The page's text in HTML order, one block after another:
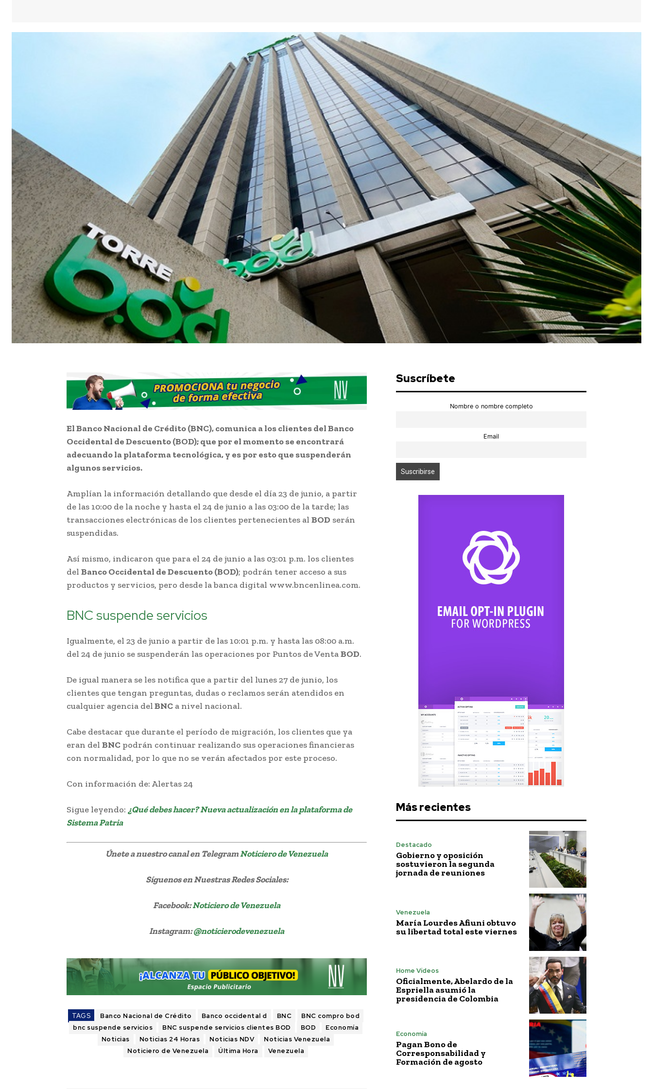
El Banco Nacional de Crédito (BNC), comunica a los clientes del Banco
Occidental de Descuento (BOD); que por el momento se encontrará
adecuando la plataforma tecnológica, y es por esto que suspenderán
algunos servicios.
Amplían la información detallando que desde el día 23 de junio, a partir
de las 10:00 de la noche y hasta el 24 de junio a las 03:00 de la tarde; las
transacciones electrónicas de los clientes pertenecientes al BOD serán
suspendidas.
Así mismo, indicaron que para el 24 de junio a las 03:01 p.m. los clientes
del Banco Occidental de Descuento (BOD); podrán tener acceso a sus
productos y servicios, pero desde la banca digital www.bncenlinea.com.
BNC suspende servicios
Igualmente, el 23 de junio a partir de las 10:01 p.m. y hasta las 08:00 a.m.
del 24 de junio se suspenderán las operaciones por Puntos de VentaBOD.
De igual manera se les notifica que a partir del lunes 27 de junio, los
clientes que tengan preguntas, dudas o reclamos serán atendidos en
cualquier agencia delBNC a nivel nacional.
Cabe destacar que durante el período de migración, los clientes que ya
eran del BNC podrán continuar realizando sus operaciones financieras
con normalidad, por lo que no se verán afectados por este proceso.
Con información de: Alertas 24
Sigue leyendo: ¿Qué debes hacer? Nueva actualización en la plataforma de
Sistema Patria
Únete a nuestro canal en TelegramNoticiero de Venezuela
Síguenosen Nuestras Redes Sociales:
Facebook:Noticiero de Venezuela
Instagram:@noticierodevenezuela
TAGS Banco Nacional de Crédito Banco occidental d BNC
BNC compro bod
bnc suspende servicios
BNC suspende servicios clientes BOD BOD
Economía
Noticias
Noticias 24 Horas Noticias NDV
Noticias Venezuela
Noticiero de Venezuela
Última Hora Venezuela
Suscríbete
Nombre o nombre completo
Email
Más recientes
Destacado
Gobierno y oposición
sostuvieron la segunda
jornada de reuniones
Venezuela
María Lourdes Afiuni obtuvo
su libertad total este viernes
Home Vídeos
Oficialmente, Abelardo de la
Espriella asumió la
presidencia de Colombia
Economía
Pagan Bono de
Corresponsabilidad y
Formación de agosto